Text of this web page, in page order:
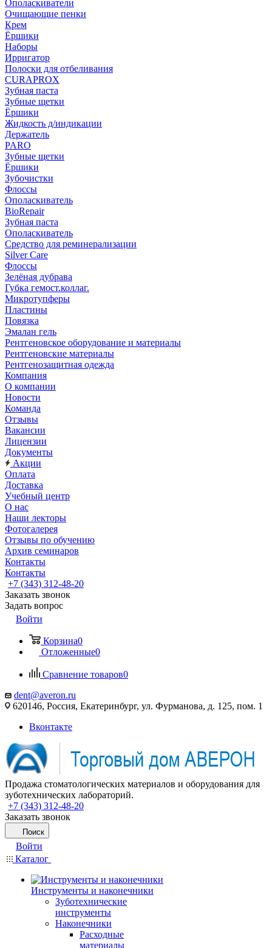
Ополаскиватели
Очищающие пенки
Крем
Ёршики
Наборы
Ирригатор
Полоски для отбеливания
CURAPROX
Зубная паста
Зубные щетки
Ёршики
Жидкость д/индикации
Держатель
PARO
Зубные щетки
Ёршики
Зубочистки
Флоссы
Ополаскиватель
BioRepair
Зубная паста
Ополаскиватель
Средство для реминерализации
Silver Care
Флоссы
Зелёная дубрава
Губка гемост.коллаг.
Микротупферы
Пластины
Повязка
Эмалан гель
Рентгеновское оборудование и материалы
Рентгеновские материалы
Рентгенозащитная одежда
Компания
О компании
Новости
Команда
Отзывы
Вакансии
Лицензии
Документы
Акции
Оплата
Доставка
Учебный центр
О нас
Наши лекторы
Фотогалерея
Отзывы по обучению
Архив семинаров
Контакты
Контакты
+7 (343) 312-48-20
Заказать звонок
Задать вопрос
Войти
Корзина0
Отложенные0
Сравнение товаров0
dent@averon.ru
620146, Россия, Екатеринбург, ул. Фурманова, д. 125, пом. 1
Вконтакте
Продажа стоматологических материалов и оборудования для
зуботехнических лабораторий.
+7 (343) 312-48-20
Заказать звонок
Поиск
Войти
Каталог
Инструменты и наконечники
Зуботехнические
инструменты
Наконечники
Расходные
материалы